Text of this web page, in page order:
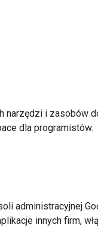
narzędzi i
dla programistów.
administracyjnej
innych firm,